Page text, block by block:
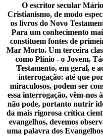
O escritor secular
Cristianismo, de modo
os livros do Novo
Para um conhecimento
constituem fontes de
Mar Morto. Um terceira
como Plínio - o Jovem,
Testamento, em geral, e
interrogação: até que
miraculosos, podem ser
essa interrogação, vêm-nos
não pode, portanto nutrir
da mais rigorosa crítica
evangelhos, devemos
uma palavra dos